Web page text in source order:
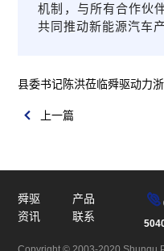
机制，与所有合作伙
共同推动新能源汽车
上一篇
舜驱
产品
资讯
联系